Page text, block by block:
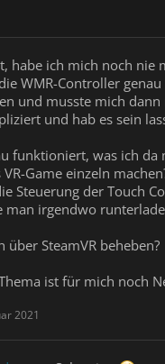
habe ich mich noch nie
WMR-Controller
und musste mich
und hab es sein
funktioniert, was ich da
Game einzeln
Steuerung der Touch
irgendwo
SteamVR beheben?
ist für mich noch
2021